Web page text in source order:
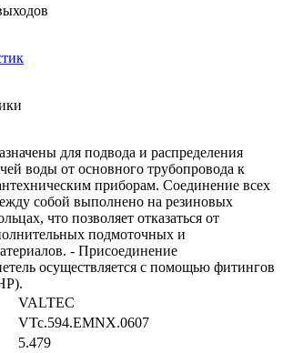
для подвода и распределения
воды от основного трубопровода к
приборам. Соединение всех
собой выполнено на резиновых
что позволяет отказаться от
подмоточных и
- Присоединение
осуществляется с помощью фитингов
VALTEC
VTc.594.EMNX.0607
5.479